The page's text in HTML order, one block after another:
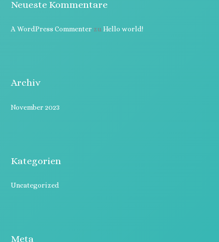
Neueste Kommentare
A WordPress Commenter zuHello world!
Archiv
November 2023
Kategorien
Uncategorized
Meta